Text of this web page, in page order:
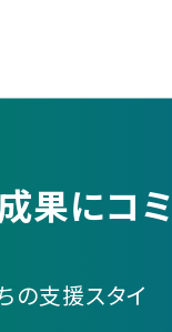
にコミ
の支援スタイ